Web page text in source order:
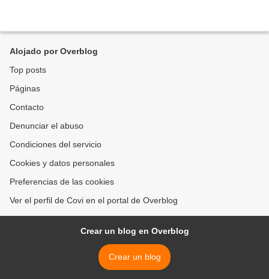
Alojado por Overblog
Top posts
Páginas
Contacto
Denunciar el abuso
Condiciones del servicio
Cookies y datos personales
Preferencias de las cookies
Ver el perfil de Covi en el portal de Overblog
Crear un blog en Overblog
Crear un blog